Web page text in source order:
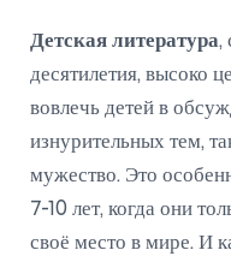
Детская литература,
десятилетия, высоко
вовлечь детей в
изнурительных тем,
мужество. Это
7-10 лет, когда они
своё место в мире. И